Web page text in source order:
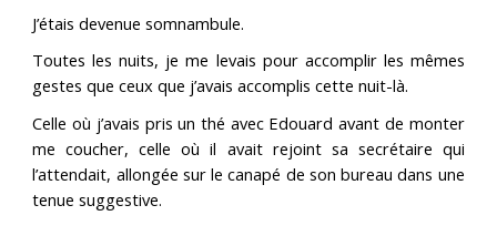
J’étais devenue somnambule.
Toutes les nuits, je me levais pour accomplir les mêmes
gestes que ceux que j’avais accomplis cette nuit-là.
Celle où j’avais pris un thé avec Edouard avant de monter
me coucher, celle où il avait rejoint sa secrétaire qui
l’attendait, allongée sur le canapé de son bureau dans une
tenue suggestive.